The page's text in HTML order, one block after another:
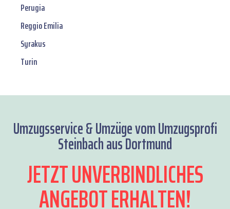
Perugia
Reggio Emilia
Syrakus
Turin
Umzugsservice & Umzüge vom Umzugsprofi
Steinbach aus Dortmund
JETZT UNVERBINDLICHES
ANGEBOT ERHALTEN!